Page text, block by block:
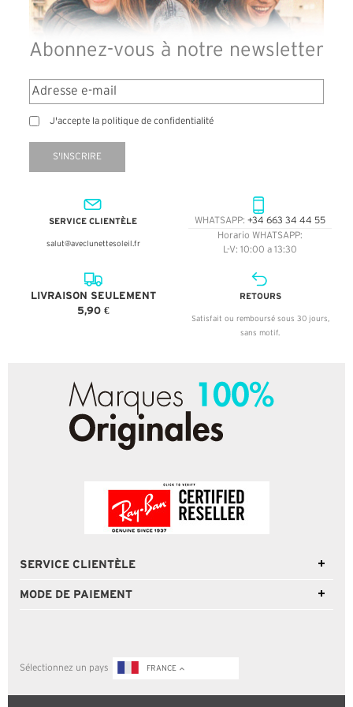
Abonnez-vous à notre newsletter
J'accepte la politique de confidentialité
S'INSCRIRE
SERVICE CLIENTÈLE
salut@aveclunettesoleil.fr
WHATSAPP: +34 663 34 44 55
Horario WHATSAPP:
L-V: 10:00 a 13:30
LIVRAISON SEULEMENT
5,90 €
RETOURS
Satisfait ou remboursé sous 30 jours,
sans motif.
SERVICE CLIENTÈLE
MODE DE PAIEMENT
Sélectionnez un pays FRANCE